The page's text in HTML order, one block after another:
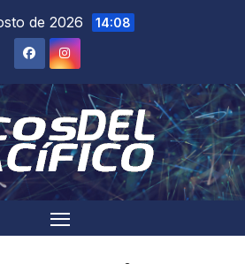
de 2026 14:08